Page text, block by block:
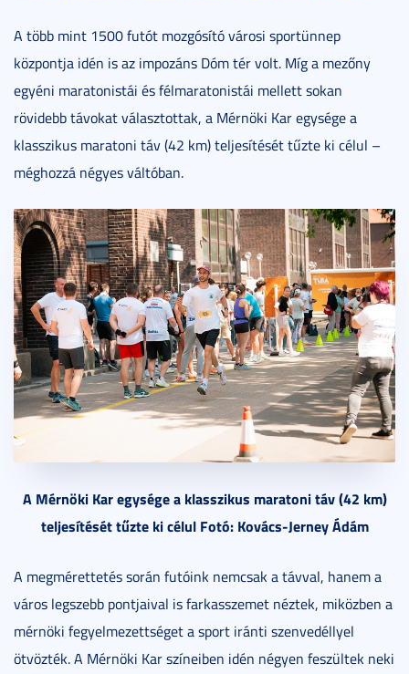
A több mint 1500 futót mozgósító városi sportünnep
központja idén is az impozáns Dóm tér volt. Míg a mezőny
egyéni maratonistái és félmaratonistái mellett sokan
rövidebb távokat választottak, a Mérnöki Kar egysége a
klasszikus maratoni táv (42 km) teljesítését tűzte ki célul –
méghozzá négyes váltóban.
A Mérnöki Kar egysége a klasszikus maratoni táv (42 km)
teljesítését tűzte ki célul Fotó: Kovács-Jerney Ádám
A megmérettetés során futóink nemcsak a távval, hanem a
város legszebb pontjaival is farkasszemet néztek, miközben a
mérnöki fegyelmezettséget a sport iránti szenvedéllyel
ötvözték. A Mérnöki Kar színeiben idén négyen feszültek neki